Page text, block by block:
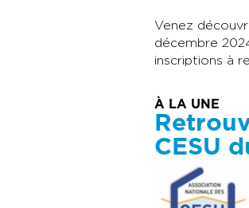
Venez
décembre
inscriptions à
À LA UNE
CESU